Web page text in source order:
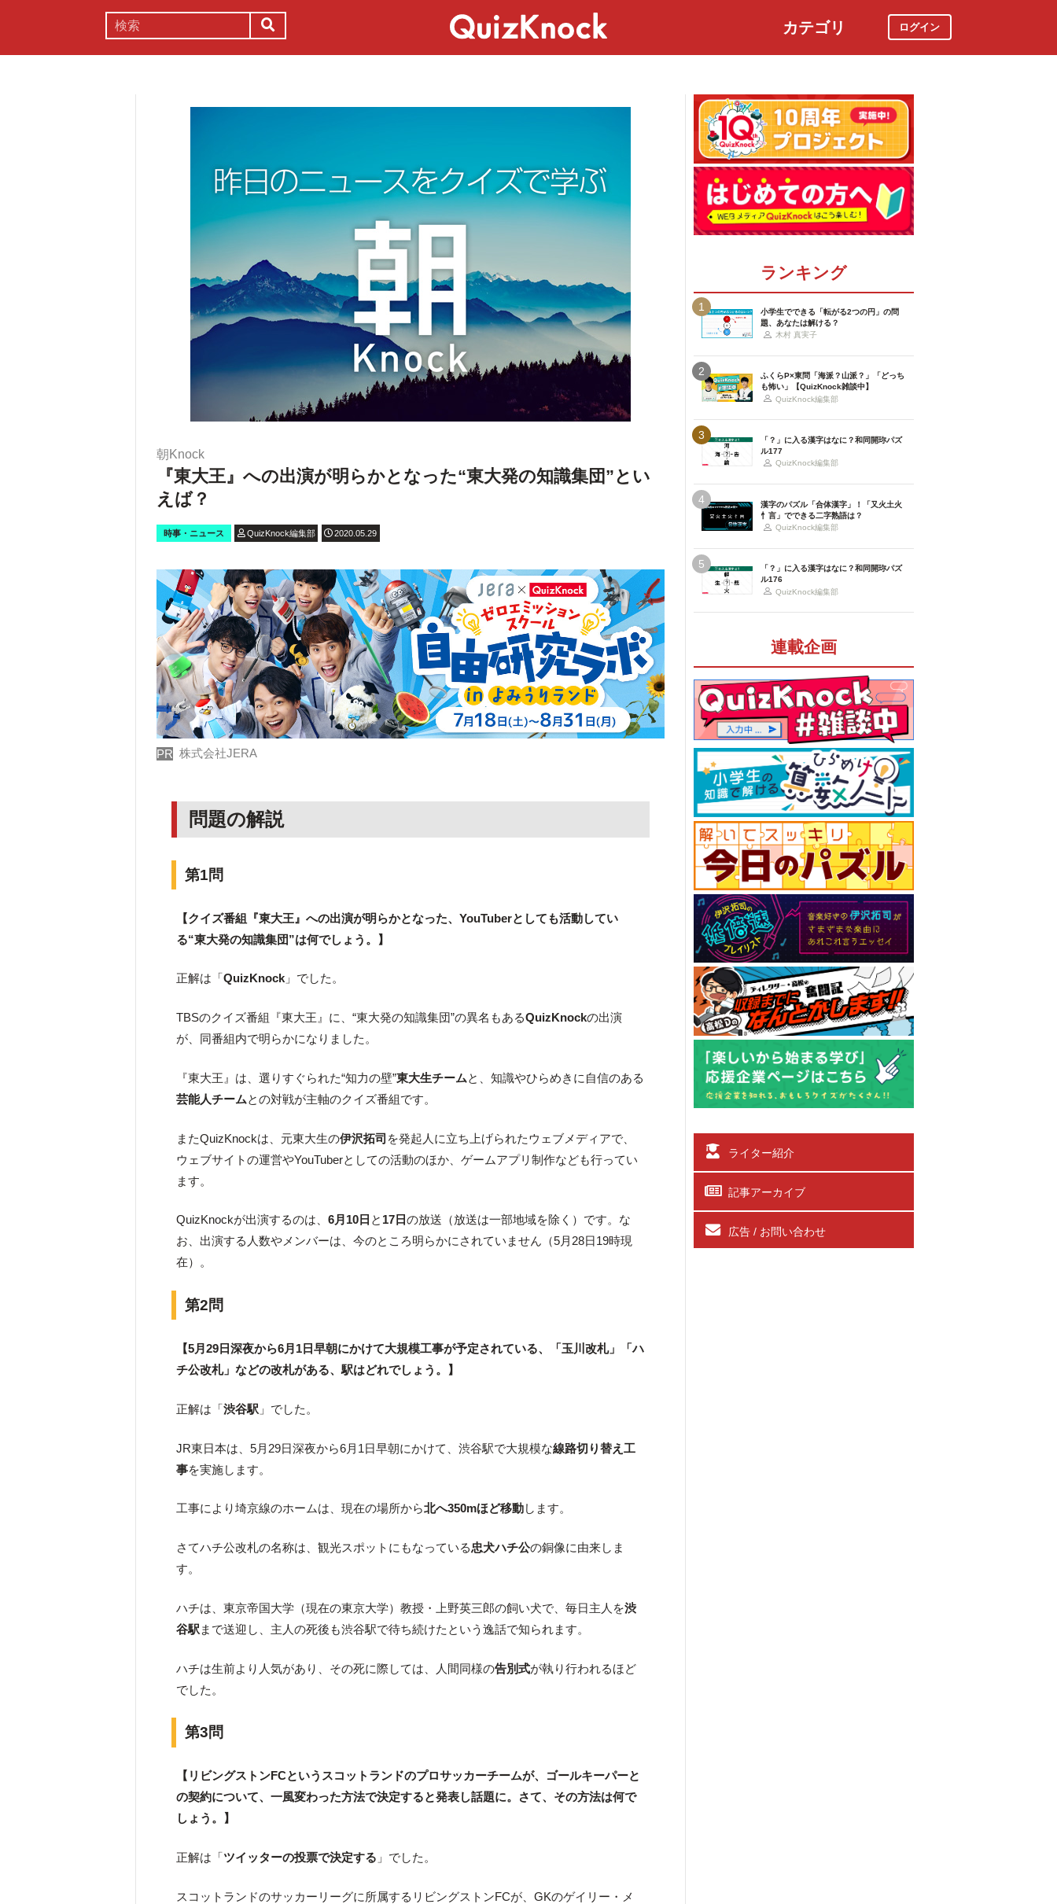
カテゴリ ログイン
朝Knock
『東大王』への出演が明らかとなった“東⼤発の知識集団”とい
えば？
時事・ニュース QuizKnock編集部 2020.05.29
PR 株式会社JERA
問題の解説
第1問
【クイズ番組『東大王』への出演が明らかとなった、YouTuberとしても活動してい
る“東⼤発の知識集団”は何でしょう。】
正解は「QuizKnock 」でした。
TBSのクイズ番組『東大王』に、“東⼤発の知識集団”の異名もあるQuizKnockの出演
が、同番組内で明らかになりました。
『東大王』は、選りすぐられた“知力の壁”東大生チームと、知識やひらめきに自信のある
芸能人チームとの対戦が主軸のクイズ番組です。
またQuizKnockは、元東大生の伊沢拓司 を発起人に立ち上げられたウェブメディアで、
ウェブサイトの運営やYouTuberとしての活動のほか、ゲームアプリ制作なども行ってい
ます。
QuizKnockが出演するのは、6月10日 と 17日の放送（放送は一部地域を除く）です。な
お、出演する人数やメンバーは、今のところ明らかにされていません（5月28日19時現
在）。
第2問
【5月29日深夜から6月1日早朝にかけて大規模工事が予定されている、「玉川改札」「ハ
チ公改札」などの改札がある、駅はどれでしょう。】
正解は「渋谷駅 」でした。
JR東日本は、5月29日深夜から6月1日早朝にかけて、渋谷駅で大規模な線路切り替え工
事を実施します。
工事により埼京線のホームは、現在の場所から北へ350mほど移動します。
さてハチ公改札の名称は、観光スポットにもなっている忠犬ハチ公の銅像に由来しま
す。
ハチは、東京帝国大学（現在の東京大学）教授・上野英三郎の飼い犬で、毎日主人を渋
谷駅 まで送迎し、主人の死後も渋谷駅で待ち続けたという逸話で知られます。
ハチは生前より人気があり、その死に際しては、人間同様の告別式が執り行われるほど
でした。
第3問
【リビングストンFCというスコットランドのプロサッカーチームが、ゴールキーパーと
の契約について、一風変わった方法で決定すると発表し話題に。さて、その方法は何で
しょう。】
正解は「ツイッターの投票で決定する 」でした。
スコットランドのサッカーリーグに所属するリビングストンFCが、GKのゲイリー・メ
ランキング
1
小学生でできる「転がる2つの円」の問
題、あなたは解ける？
木村 真実子
2
ふくらP×東問「海派？山派？」「どっち
も怖い」【QuizKnock雑談中】
QuizKnock編集部
3
「？」に入る漢字はなに？和同開珎パズ
ル177
QuizKnock編集部
4
漢字のパズル「合体漢字」！「又火土火
忄言」でできる二字熟語は？
QuizKnock編集部
5
「？」に入る漢字はなに？和同開珎パズ
ル176
QuizKnock編集部
連載企画
ライター紹介
記事アーカイブ
広告 / お問い合わせ